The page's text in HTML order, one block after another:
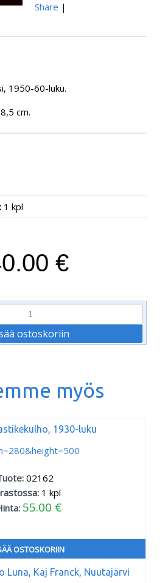
Share |
1950-60-luku.
cm.
1 kpl
€
myös
1930-luku
02162
1 kpl
55.00 €
OSTOSKORIIN
Luna, Kaj Franck, Nuutajärvi